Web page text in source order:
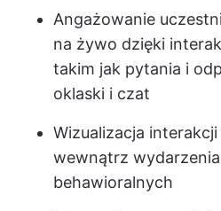
Angażowanie
na żywo dzięki
takim jak pytania i
oklaski i czat
Wizualizacja
wewnątrz
behawioralnych